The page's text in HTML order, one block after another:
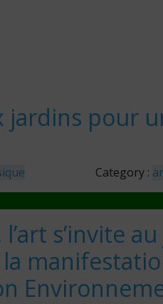
jardins pour
Category :
s’invite